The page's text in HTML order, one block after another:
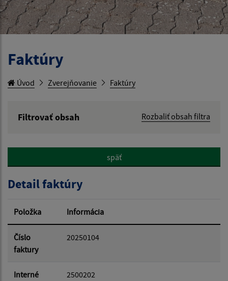
Faktúry
Úvod Zverejňovanie Faktúry
Filtrovať obsah
Rozbaliť obsah filtra
Hľadať v:
Dátum od:
Dátum do:
späť
Detail faktúry
Položka Informácia
Číslo
faktury
20250104
Interné
2500202